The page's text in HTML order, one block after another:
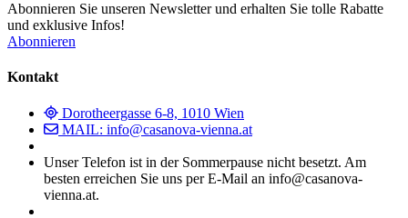
Abonnieren Sie unseren Newsletter und erhalten Sie tolle Rabatte
und exklusive Infos!
Abonnieren
Kontakt
Dorotheergasse 6-8, 1010 Wien
MAIL: info@casanova-vienna.at
Unser Telefon ist in der Sommerpause nicht besetzt. Am
besten erreichen Sie uns per E-Mail an info@casanova-
vienna.at.